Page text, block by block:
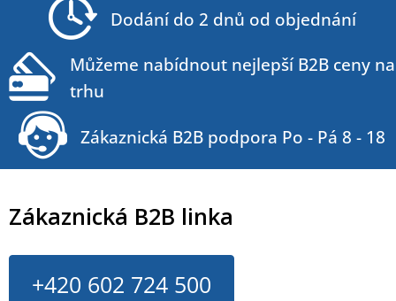
Zákaznická B2B linka
+420 602 724 500
Dodání do 2 dnů od objednání
Můžeme nabídnout nejlepší B2B ceny na
trhu
Zákaznická B2B podpora Po - Pá 8 - 18